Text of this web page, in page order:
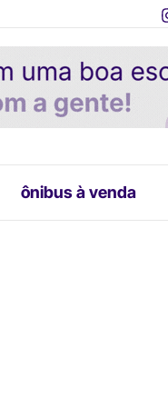
ônibus à venda